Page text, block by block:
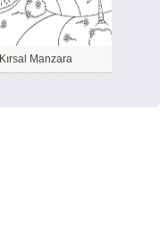
Kırsal Manzara